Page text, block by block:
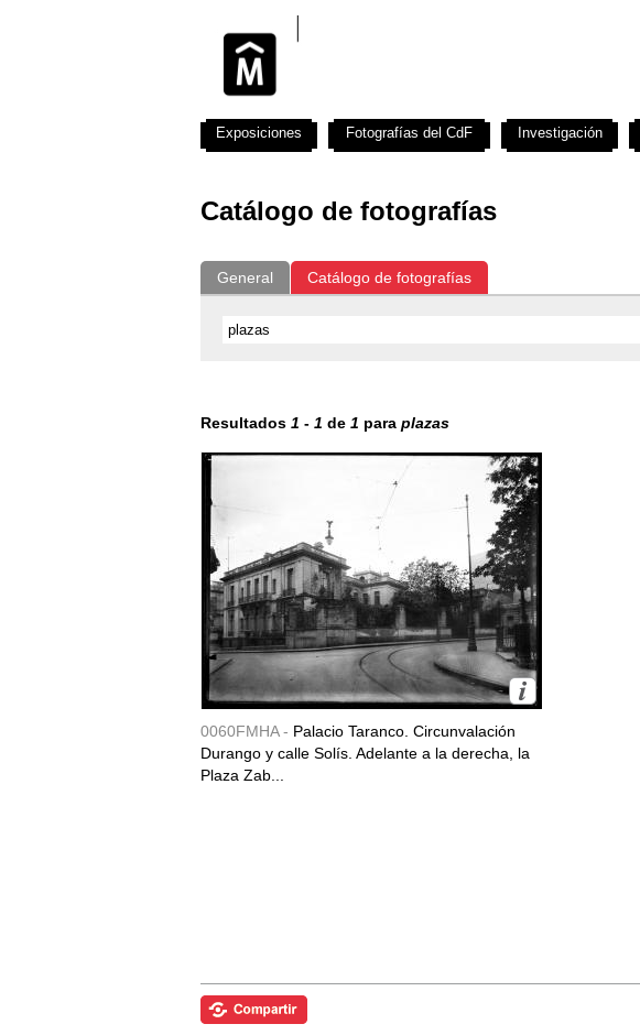
Catálogo de fotografías
General Catálogo de fotografías
Resultados 1 - 1 de 1 para plazas
0060FMHA - Palacio Taranco. Circunvalación
Durango y calle Solís. Adelante a la derecha, la
Plaza Zab...
Exposiciones Fotografías del CdF Investigación